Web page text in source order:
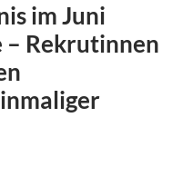
im Juni
– Rekrutinnen